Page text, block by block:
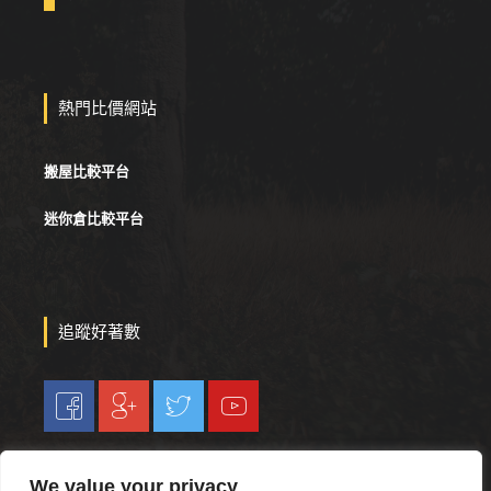
We value your privacy
熱門比價網站
搬屋比較平台
迷你倉比較平台
追蹤好著數